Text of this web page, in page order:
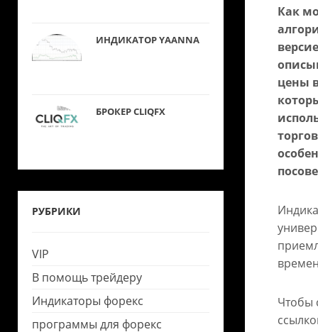
Как
цены
Чтобы
ИНДИКАТОР YAANNA
БРОКЕР CLIQFX
РУБРИКИ
VIP
В помощь трейдеру
Индикаторы форекс
программы для форекс